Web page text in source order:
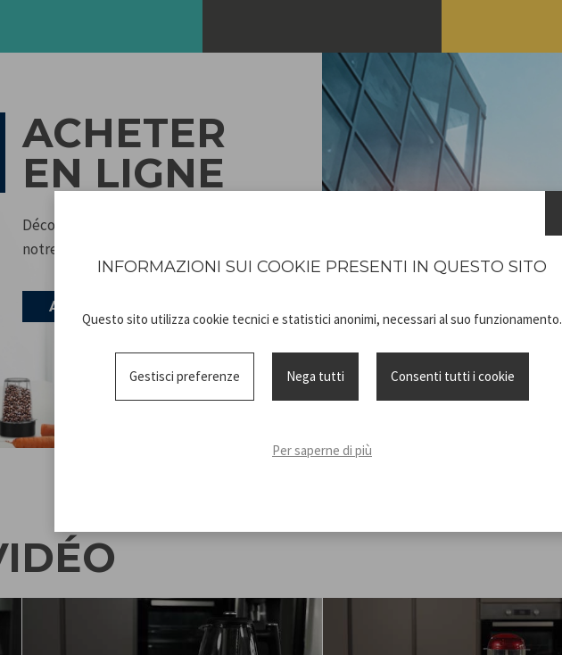
ACHETER
EN LIGNE
Découvrez tous les produits Beper dans
notre boutique en ligne
ALLER AU MAGASIN
INFORMAZIONI SUI COOKIE PRESENTI IN QUESTO SITO
Questo sito utilizza cookie tecnici e statistici anonimi, necessari al suo funzionamento.
Gestisci preferenze Nega tutti Consenti tutti i cookie
Per saperne di più